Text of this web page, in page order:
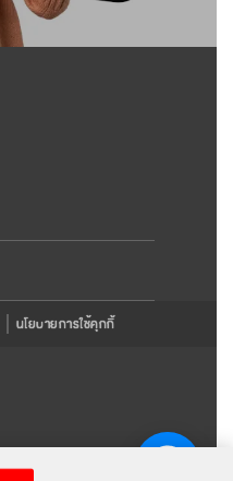
นโยบายการใช้คุกกี้